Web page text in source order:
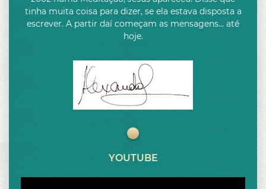
tinha muita coisa para dizer, se ela estava disposta a
escrever. A partir daí começam as mensagens… até
hoje.
YOUTUBE